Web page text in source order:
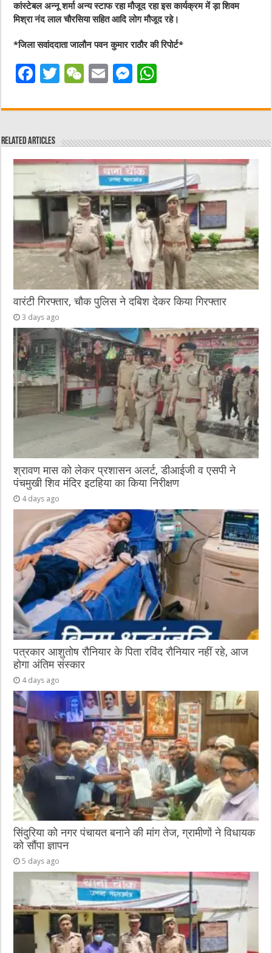
कांस्टेबल अन्नू शर्मा अन्य स्टाफ रहा मौजूद रहा इस कार्यक्रम में ड़ा शिवम
मिश्रा नंद लाल चौरसिया सहित आदि लोग मौजूद रहे।
*जिला सवांददाता जालौन पवन कुमार राठौर की रिपोर्ट*
F
c
e
b
o
o
k
T
it
r
W
C
at
E
ai
M
ss
n
g
er
at
A
p
p
Related Articles
वारंटी गिरफ्तार, चौक पुलिस ने दबिश देकर किया गिरफ्तार
3 days ago
श्रावण मास को लेकर प्रशासन अलर्ट, डीआईजी व एसपी ने
पंचमुखी शिव मंदिर इटहिया का किया निरीक्षण
4 days ago
पत्रकार आशुतोष रौनियार के पिता रविंद रौनियार नहीं रहे, आज
होगा अंतिम संस्कार
4 days ago
सिंदुरिया को नगर पंचायत बनाने की मांग तेज, ग्रामीणों ने विधायक
को सौंपा ज्ञापन
5 days ago